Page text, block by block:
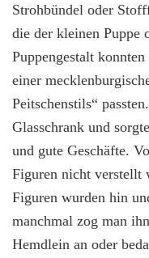
Strohbündel oder
die der kleinen Puppe
Puppengestalt
einer
Peitschenstils“
Glasschrank und
und gute Geschäfte.
Figuren nicht verstellt
Figuren wurden hin
manchmal zog man
Hemdlein an oder